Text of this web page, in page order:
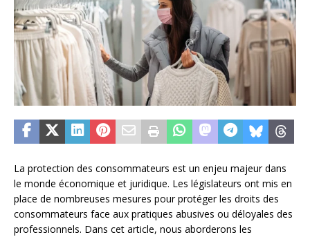
La protection des consommateurs est un enjeu majeur dans
le monde économique et juridique. Les législateurs ont mis en
place de nombreuses mesures pour protéger les droits des
consommateurs face aux pratiques abusives ou déloyales des
professionnels. Dans cet article, nous aborderons les